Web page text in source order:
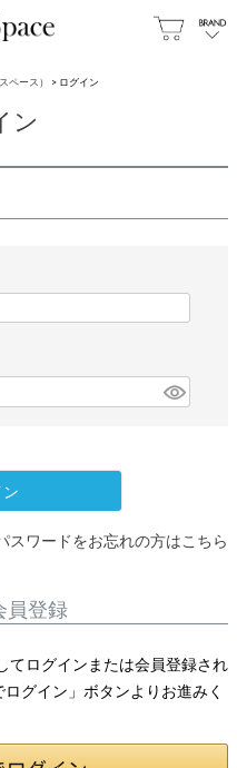
ペース） ログイン
ン
ン
スワードをお忘れの方はこちら
員登録
てログインまたは会員登録され
グイン」ボタンよりお進みく